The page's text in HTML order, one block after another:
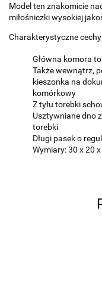
Model ten znakomicie
miłośniczki wysokiej
Charakterystyczne
Główna komora
Także wewnątrz,
kieszonka na
komórkowy
Z tyłu torebki
Usztywniane dno
torebki
Długi pasek o
Wymiary: 30 x 20